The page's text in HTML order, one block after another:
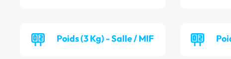
Poids (3 Kg) - Salle / MIF